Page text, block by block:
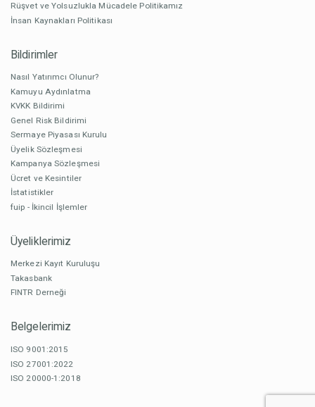
Rüşvet ve Yolsuzlukla Mücadele Politikamız
İnsan Kaynakları Politikası
Bildirimler
Nasıl Yatırımcı Olunur?
Kamuyu Aydınlatma
KVKK Bildirimi
Genel Risk Bildirimi
Sermaye Piyasası Kurulu
Üyelik Sözleşmesi
Kampanya Sözleşmesi
Ücret ve Kesintiler
İstatistikler
fuip - İkincil İşlemler
Üyeliklerimiz
Merkezi Kayıt Kuruluşu
Takasbank
FINTR Derneği
Belgelerimiz
ISO 9001:2015
ISO 27001:2022
ISO 20000-1:2018